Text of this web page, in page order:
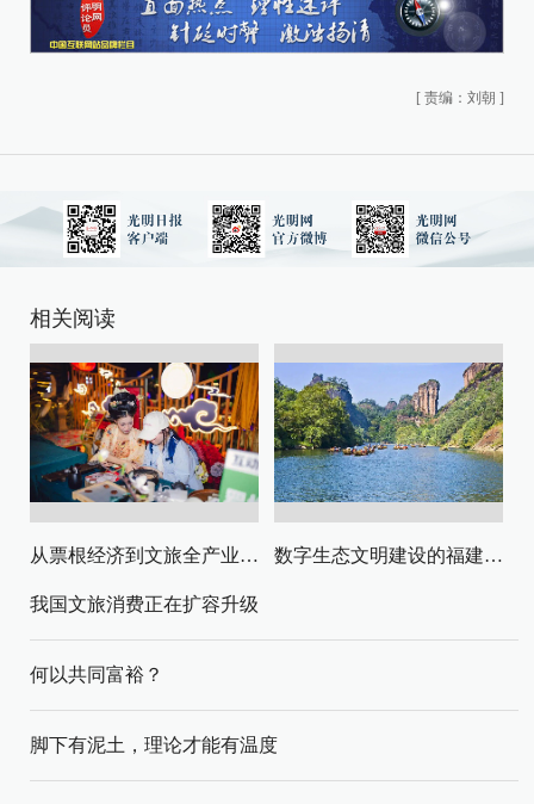
[ 责编：刘朝 ]
相关阅读
从票根经济到文旅全产业链升级 数字生态文明建设的福建路径与启示
我国文旅消费正在扩容升级
何以共同富裕？
脚下有泥土，理论才能有温度